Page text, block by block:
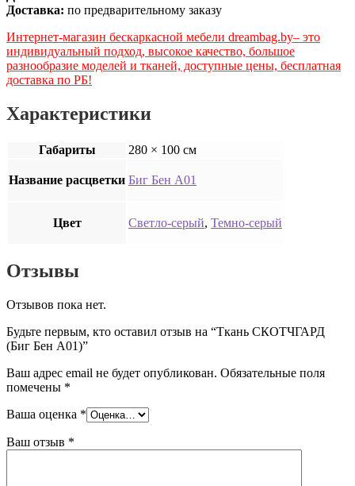
Доставка: по предварительному заказу
Интернет-магазин бескаркасной мебели dreambag.by‒ это
индивидуальный подход, высокое качество, большое
разнообразие моделей и тканей, доступные цены, бесплатная
доставка по РБ!
Характеристики
Габариты 280 × 100 см
Название расцветки Биг Бен А01
Цвет Светло-серый, Темно-серый
Отзывы
Отзывов пока нет.
Будьте первым, кто оставил отзыв на “Ткань СКОТЧГАРД
(Биг Бен А01)”
Ваш адрес email не будет опубликован. Обязательные поля
помечены *
Ваша оценка *
Ваш отзыв *